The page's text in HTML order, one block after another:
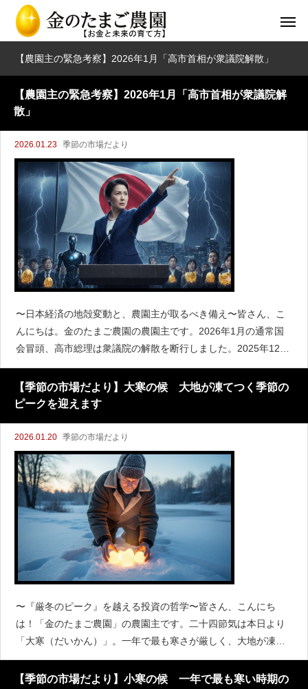
【農園主の緊急考察】2026年1月「高市首相が衆議院解散」
【農園主の緊急考察】2026年1月「高市首相が衆議院解
散」
2026.01.23 季節の市場だより
〜日本経済の地殻変動と、農園主が取るべき備え〜皆さん、こ
んにちは。金のたまご農園の農園主です。2026年1月の通常国
会冒頭、高市総理は衆議院の解散を断行しました。2025年12月
に決定したばかりの「令和8年度税制改正大綱」による大規模な
改革を、国民の信を問う形で一気に加速させようと
【季節の市場だより】大寒の候 大地が凍てつく季節の
ピークを迎えます
2026.01.20 季節の市場だより
〜『厳冬のピーク』を越える投資の哲学〜皆さん、こんにち
は！「金のたまご農園」の農園主です。二十四節気は本日より
「大寒（だいかん）」。一年で最も寒さが厳しく、大地が凍て
つく季節のピークを迎えます。この時期は、まさに『冬の真
髄』とも言えるでしょう。農園の作物は、この極限の寒さの
【季節の市場だより】小寒の候 一年で最も寒い時期の